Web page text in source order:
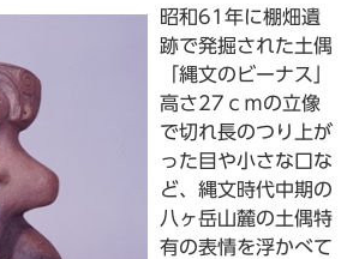
昭和61年に棚畑遺
跡で発掘された土偶
「縄文のビーナス」
高さ27ｃｍの立像
で切れ長のつり上が
った目や小さな口な
ど、縄文時代中期の
八ヶ岳山麓の土偶特
有の表情を浮かべて